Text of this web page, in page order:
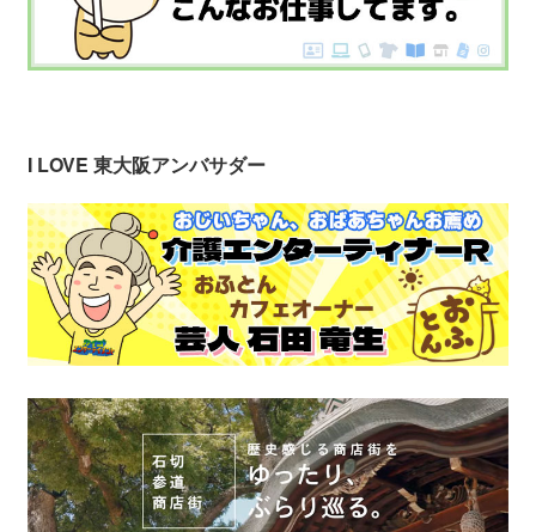
I LOVE 東大阪アンバサダー